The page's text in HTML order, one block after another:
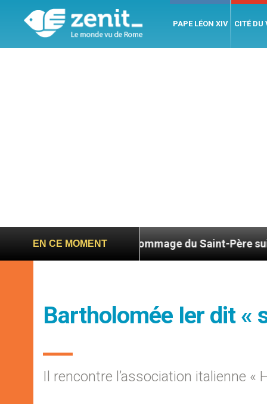
PAPE LÉON XIV CITÉ DU
EN CE MOMENT
Hommage du Saint-Père suite au décès du
Bartholomée Ier dit «
Il rencontre l’association italienne «